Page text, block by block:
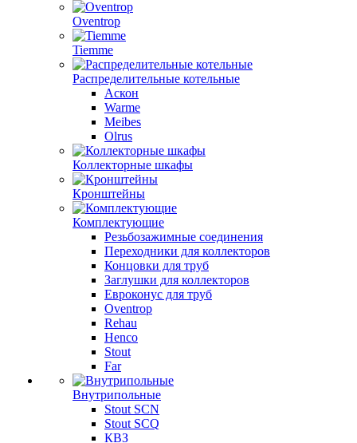
Oventrop
Tiemme
Распределительные котельные
Аскон
Warme
Meibes
Olrus
Коллекторные шкафы
Кронштейны
Комплектующие
Резьбозажимные соединения
Переходники для коллекторов
Концовки для труб
Заглушки для коллекторов
Евроконус для труб
Oventrop
Rehau
Henco
Stout
Far
Внутрипольные
Stout SCN
Stout SCQ
КВЗ